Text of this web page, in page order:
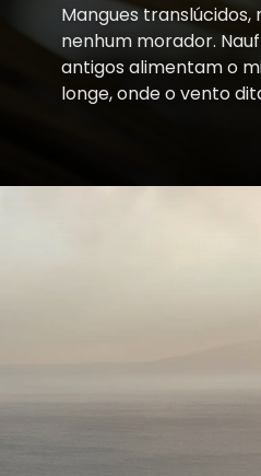
Mangues
nenhum morador.
antigos alimentam o
longe, onde o vento